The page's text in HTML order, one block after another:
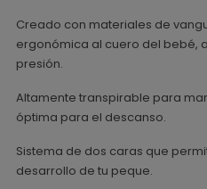
Creado con materiales de
ergonómica al cuero del bebé,
presión.
Altamente transpirable para
óptima para el descanso.
Sistema de dos caras que
desarrollo de tu peque.